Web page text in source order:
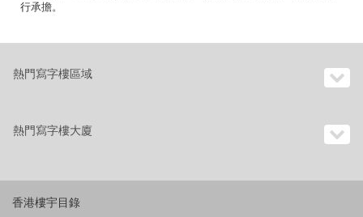
行承擔。
熱門寫字樓區域
熱門寫字樓大廈
香港樓宇目錄